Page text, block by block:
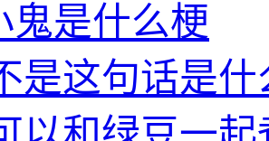
鬼是什么梗
是这句话是什